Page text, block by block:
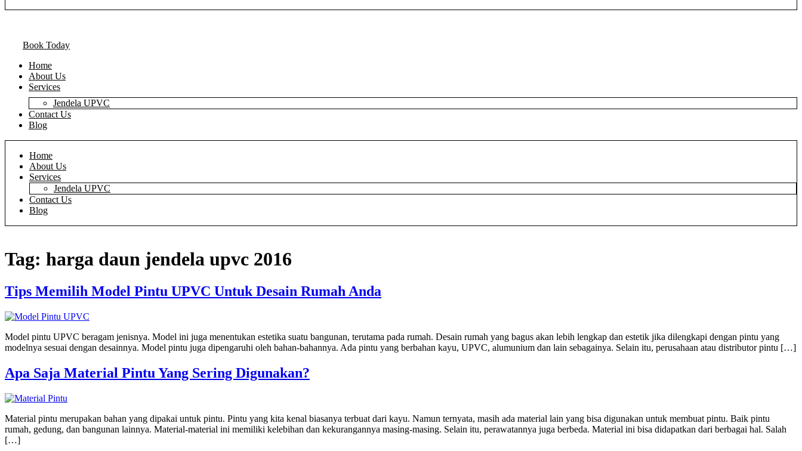
Book Today
Home
About Us
Services
Jendela UPVC
Contact Us
Blog
Home
About Us
Services
Jendela UPVC
Contact Us
Blog
Tag: harga daun jendela upvc 2016
Tips Memilih Model Pintu UPVC Untuk Desain Rumah Anda
Model pintu UPVC beragam jenisnya. Model ini juga menentukan estetika suatu bangunan, terutama pada rumah. Desain rumah yang bagus akan lebih lengkap dan estetik jika dilengkapi dengan pintu yang
modelnya sesuai dengan desainnya. Model pintu juga dipengaruhi oleh bahan-bahannya. Ada pintu yang berbahan kayu, UPVC, alumunium dan lain sebagainya. Selain itu, perusahaan atau distributor pintu […]
Apa Saja Material Pintu Yang Sering Digunakan?
Material pintu merupakan bahan yang dipakai untuk pintu. Pintu yang kita kenal biasanya terbuat dari kayu. Namun ternyata, masih ada material lain yang bisa digunakan untuk membuat pintu. Baik pintu
rumah, gedung, dan bangunan lainnya. Material-material ini memiliki kelebihan dan kekurangannya masing-masing. Selain itu, perawatannya juga berbeda. Material ini bisa didapatkan dari berbagai hal. Salah
[…]